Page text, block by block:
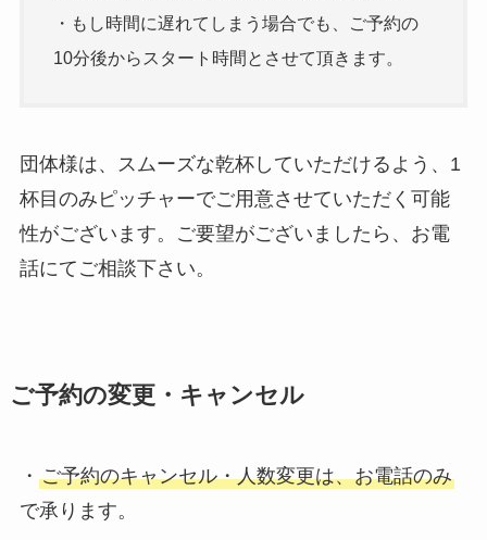
・もし時間に遅れてしまう場合でも、ご予約の
10分後からスタート時間とさせて頂きます。
団体様は、スムーズな乾杯していただけるよう、1
杯目のみピッチャーでご用意させていただく可能
性がございます。ご要望がございましたら、お電
話にてご相談下さい。
ご予約の変更・キャンセル
・ ご予約のキャンセル・人数変更は、お電話のみ
で承ります。